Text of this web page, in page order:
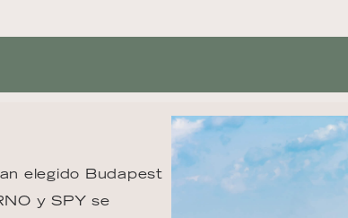
elegido Budapest
y SPY se